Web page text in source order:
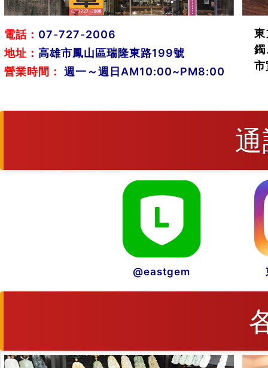
電話： 07-727-2006
地址： 高雄市鳳山區瑞隆東路199號
營業時間：
週一～週日AM10:00~PM8:00
鐲
市
@eastgem